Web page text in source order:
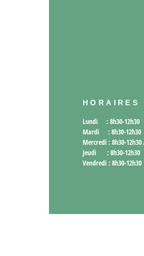
HORAIRES
Lundi : 8h30-12h30
Mardi : 8h30-12h30
Mercredi : 8h30-12h30
Jeudi : 8h30-12h30
Vendredi : 8h30-12h30